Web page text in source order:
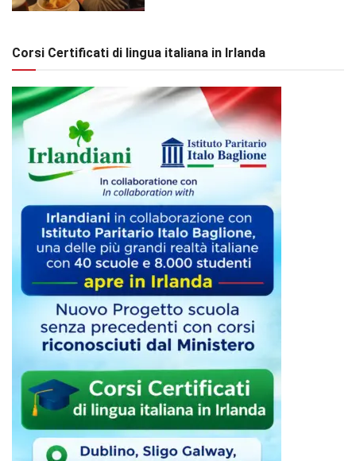
Corsi Certificati di lingua italiana in Irlanda